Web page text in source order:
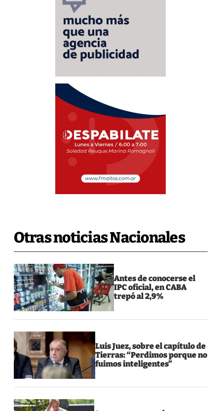
Otras noticias Nacionales
Antes de conocerse el
IPC oficial, en CABA
trepó al 2,9%
Luis Juez, sobre el capítulo de
Tierras: “Perdimos porque no
fuimos inteligentes”